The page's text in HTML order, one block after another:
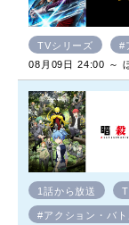
TVシリーズ
#
08月09日 24:00 ～
1話から放送
#アクション・バト